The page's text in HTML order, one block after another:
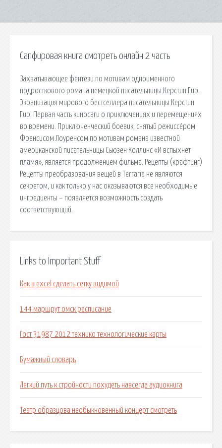
Сапфировая книга смотреть онлайн 2 часть
Захватывающее фентези по мотивам одноименного
подросткового романа немецкой писательницы Керстин Гир.
Экранизация мирового бестселлера писательницы Керстин
Гир. Первая часть киносаги о приключениях и перемещениях
во времени. Приключенческий боевик, снятый режиссёром
Френсисом Лоуренсом по мотивам романа известной
американской писательницы Сьюзен Коллинс «И вспыхнет
пламя», является продолжением фильма. Рецепты (крафтинг)
Рецепты преобразования вещей в Terraria не являются
секретом, и как только у нас оказываются все необходимые
ингредиенты – появляется возможность создать
соответствующий.
Links to Important Stuff
Как в excel сделать сетку видимой
144 маршрут омск расписание
Гост 31987 2012 технико технологические карты
Бумажный словарь
Легкий путь к стройности похудеть навсегда аудиокнига
Театр образцова необыкновенный концерт смотреть